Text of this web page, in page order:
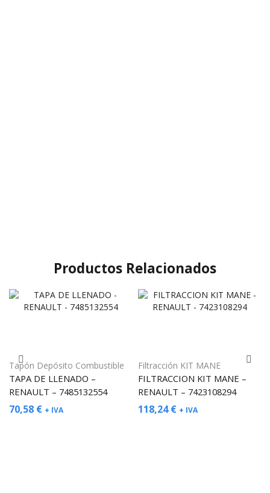
Productos Relacionados
Tapón Depósito Combustible
TAPA DE LLENADO –
RENAULT – 7485132554
70,58 € + IVA
Filtracción KIT MANE
FILTRACCION KIT MANE –
RENAULT – 7423108294
118,24€ + IVA